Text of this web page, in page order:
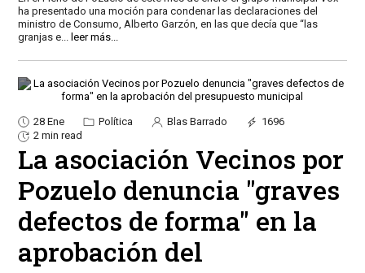
ha presentado una moción para condenar las declaraciones del
ministro de Consumo, Alberto Garzón, en las que decía que “las
granjas e... leer más...
28 Ene Política Blas Barrado
1696
2 min read
La asociación Vecinos por
Pozuelo denuncia "graves
defectos de forma" en la
aprobación del